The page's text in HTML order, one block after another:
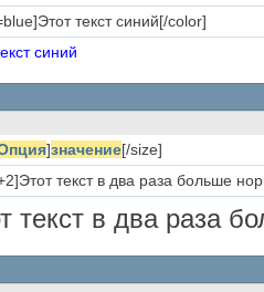
текст синий[/color]
синий
]значение[/size]
текст в два раза больше
текст в два раза